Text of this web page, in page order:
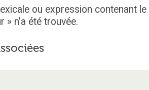
ou expression contenant le
» n’a été trouvée.